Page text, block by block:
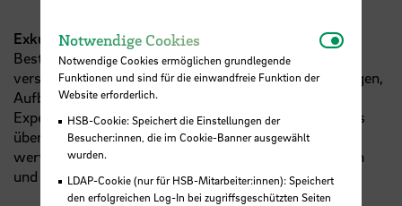
Exkursionen
Bestandteil des Moduls sind diverse Exkursionen zu
verschiedenen Abfallbehandlungsanlagen (Sortieranlagen,
Aufbereitungsanlagen, Müllheizkraftwerk, Deponie…).
Experten der Branche vermitteln vertiefendes Wissens
über Technologien zur Abfallbehandlung und geben
wertvolle Einblicke in die aktuellen Herausforderungen
und Chancen der Kreislaufwirtschaft.
Notwendige Cookies
Notwendige Cookies ermöglichen grundlegende
Funktionen und sind für die einwandfreie Funktion der
Website erforderlich.
HSB-Cookie: Speichert die Einstellungen der
Besucher:innen, die im Cookie-Banner ausgewählt
wurden.
LDAP-Cookie (nur für HSB-Mitarbeiter:innen): Speichert
den erfolgreichen Log-In bei zugriffsgeschützten Seiten